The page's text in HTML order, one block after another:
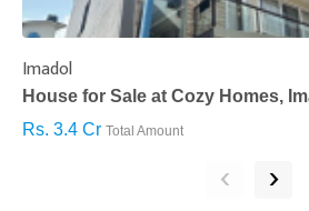
Imadol
House for Sale at Cozy Homes,
Rs. 3.4 Cr Total Amount
‹ ›